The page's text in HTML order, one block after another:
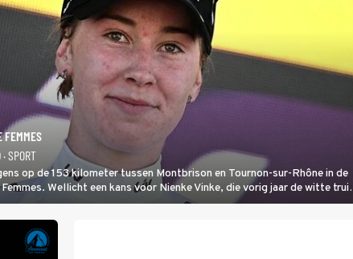
FEMMES
· SPORT
op de 153 kilometer tussen Montbrison en Tournon-sur-Rhône in de
Femmes. Wellicht een kans voor Nienke Vinke, die vorig jaar de witte trui